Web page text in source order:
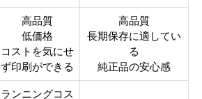
高品質
低価格
コストを気にせ
ず印刷ができる
高品質
長期保存に適してい
る
純正品の安心感
ランニングコス